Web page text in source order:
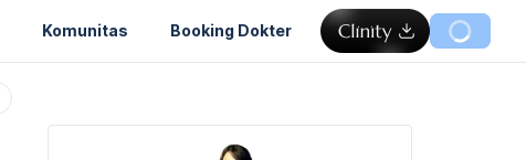
Komunitas Booking Dokter